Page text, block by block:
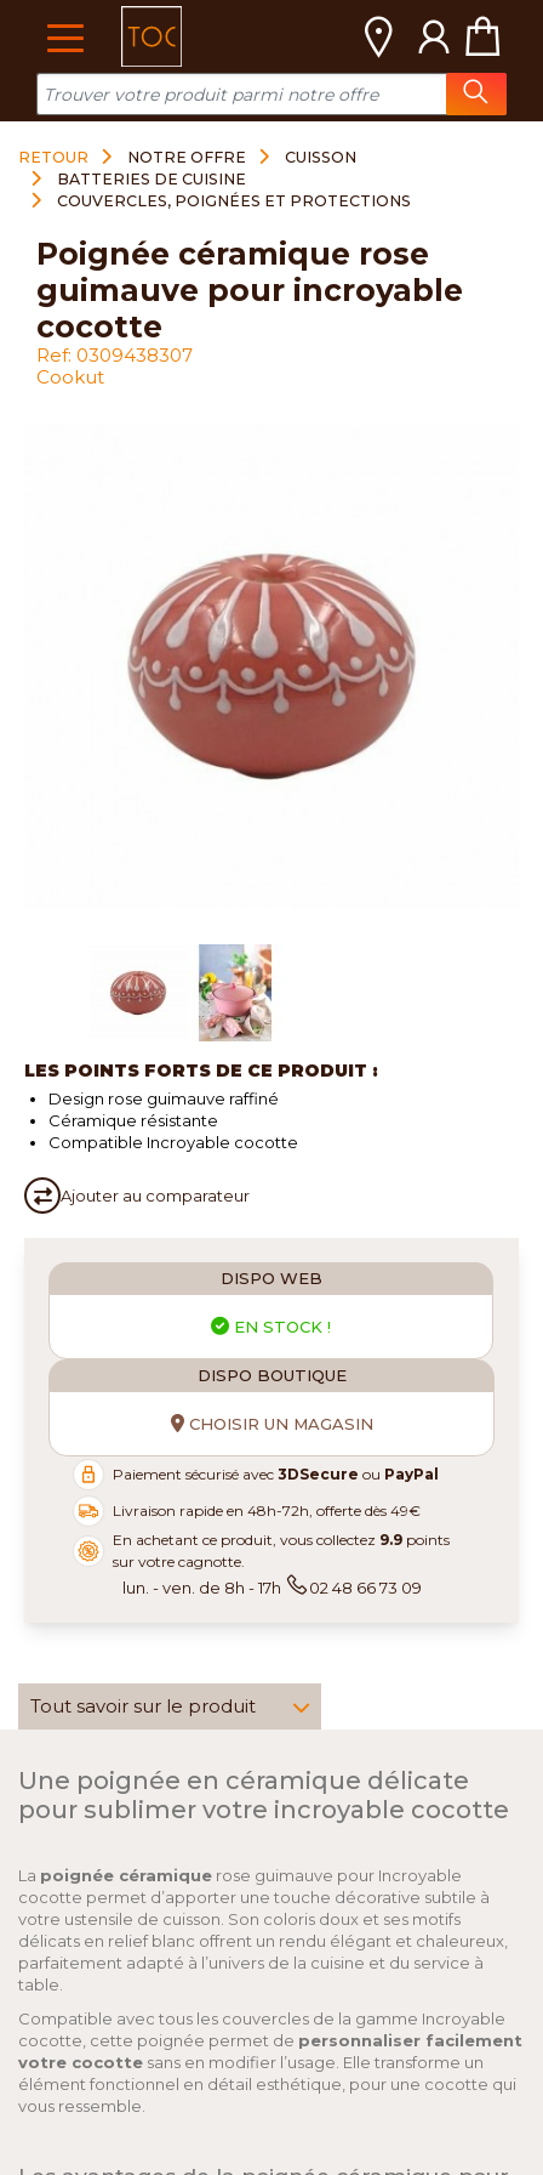
RETOUR NOTRE OFFRE
CUISSON
BATTERIES DE CUISINE
COUVERCLES, POIGNÉES ET PROTECTIONS
LES POINTS FORTS DE CE PRODUIT :
Design rose guimauve raffiné
Céramique résistante
Compatible Incroyable cocotte
Ajouter au comparateur
poignée céramique rose
guimauve pour incroyable
cocotte
Ref: 0309438307
Cookut
DISPO WEB
EN STOCK !
DISPO BOUTIQUE
CHOISIR UN MAGASIN
Paiement sécurisé avec3DSecure ou PayPal
Livraison rapide en 48h-72h, offerte dès 49€
En achetant ce produit, vous collectez 9.9 points
sur votre cagnotte.
lun. - ven. de 8h - 17h 02 48 66 73 09
Tout savoir sur le produit
Une poignée en céramique délicate
pour sublimer votre incroyable cocotte
La poignée céramique rose guimauve pour Incroyable
cocotte permet d’apporter une touche décorative subtile à
votre ustensile de cuisson. Son coloris doux et ses motifs
délicats en relief blanc offrent un rendu élégant et chaleureux,
parfaitement adapté à l’univers de la cuisine et du service à
table.
Compatible avec tous les couvercles de la gamme Incroyable
cocotte, cette poignée permet de personnaliser facilement
votre cocotte sans en modifier l’usage. Elle transforme un
élément fonctionnel en détail esthétique, pour une cocotte qui
vous ressemble.
Cookies management panel